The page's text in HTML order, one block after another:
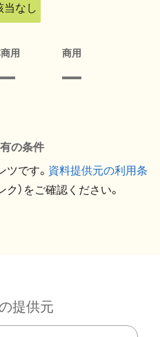
当なし
用 商用
の条件
です。 資料提供元の利用条
ク）をご確認ください。
提供元